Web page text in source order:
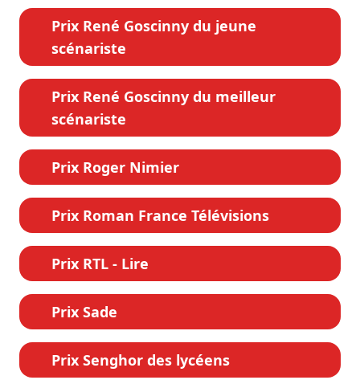
Prix René Goscinny du jeune
scénariste
Prix René Goscinny du meilleur
scénariste
Prix Roger Nimier
Prix Roman France Télévisions
Prix RTL - Lire
Prix Sade
Prix Senghor des lycéens